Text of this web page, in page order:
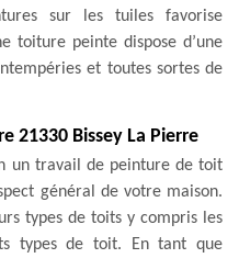
sur les tuiles favorise
toiture peinte dispose d’une
et toutes sortes de
21330 Bissey La Pierre
un travail de peinture de toit
général de votre maison.
types de toits y compris les
types de toit. En tant que